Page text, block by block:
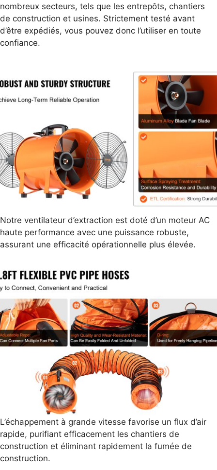
nombreux secteurs, tels que les entrepôts, chantiers
de construction et usines. Strictement testé avant
d’être expédiés, vous pouvez donc l’utiliser en toute
confiance.
Notre ventilateur d’extraction est doté d’un moteur AC
haute performance avec une puissance robuste,
assurant une efficacité opérationnelle plus élevée.
L’échappement à grande vitesse favorise un flux d’air
rapide, purifiant efficacement les chantiers de
construction et éliminant rapidement la fumée de
construction.